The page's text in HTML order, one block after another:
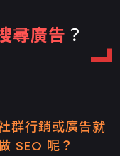
尋廣告 ？
群行銷或廣告就
SEO 呢？